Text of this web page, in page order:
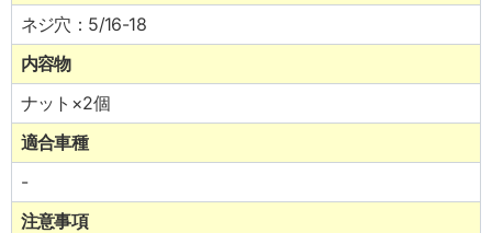
ネジ穴：5/16-18
内容物
ナット×2個
適合車種
-
注意事項